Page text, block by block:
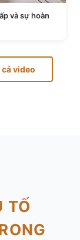
và sự hoàn
video
TỐ